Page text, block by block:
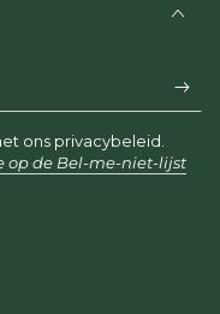
ons privacybeleid.
op de Bel-me-niet-lijst